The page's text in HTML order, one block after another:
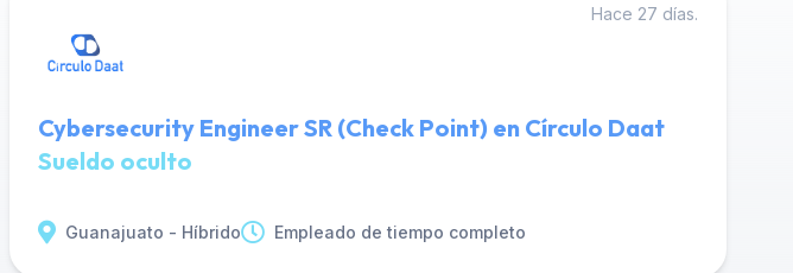
Hace 27 días.
Cybersecurity Engineer SR (Check Point) en Círculo Daat
Sueldo oculto
Guanajuato - Híbrido Empleado de tiempo completo